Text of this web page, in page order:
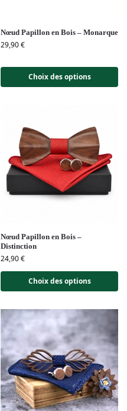
Nœud Papillon en Bois – Monarque
29,90€
Choix des options
Nœud Papillon en Bois –
Distinction
24,90€
Choix des options